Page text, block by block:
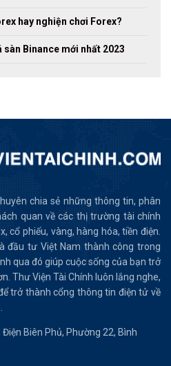
hay nghiện chơi Forex?
sàn Binance mới nhất 2023
chia sẻ những thông tin, phân
quan về các thị trường tài chính
cổ phiếu, vàng, hàng hóa, tiền điện.
đầu tư Việt Nam thành công trong
qua đó giúp cuộc sống của bạn trở
Thư Viện Tài Chính luôn lắng nghe,
trở thành cổng thông tin điện tử về
Biên Phủ, Phường 22, Bình